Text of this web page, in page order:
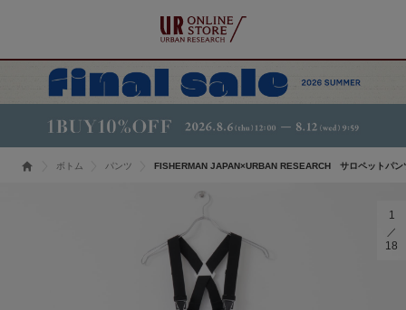
ボトム パンツ FISHERMAN JAPAN×URBAN RESEARCH サロペットパン
1
18